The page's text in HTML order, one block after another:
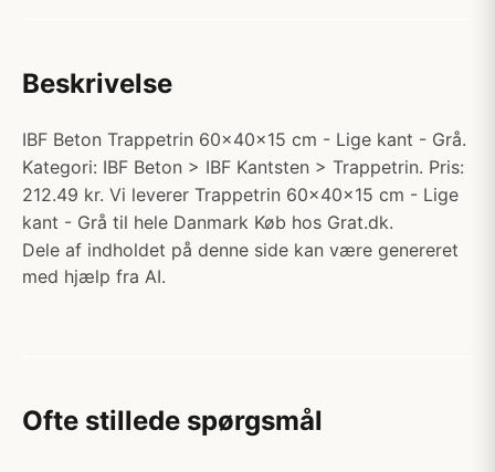
Beskrivelse
IBF Beton Trappetrin 60x40x15 cm - Lige kant - Grå.
Kategori: IBF Beton > IBF Kantsten > Trappetrin. Pris:
212.49 kr. Vi leverer Trappetrin 60x40x15 cm - Lige
kant - Grå til hele Danmark Køb hos Grat.dk.
Dele af indholdet på denne side kan være genereret
med hjælp fra AI.
Ofte stillede spørgsmål